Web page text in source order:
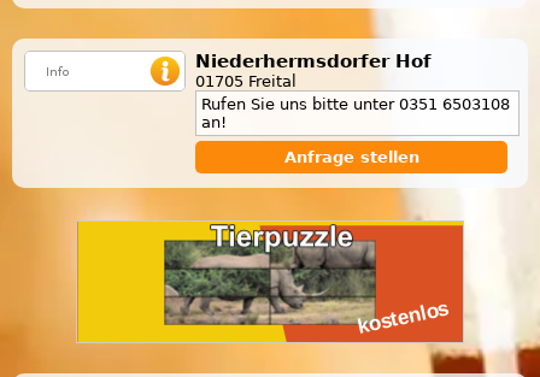
Niederhermsdorfer Hof
01705 Freital
Rufen Sie uns bitte unter 0351 6503108
an!
Anfrage stellen